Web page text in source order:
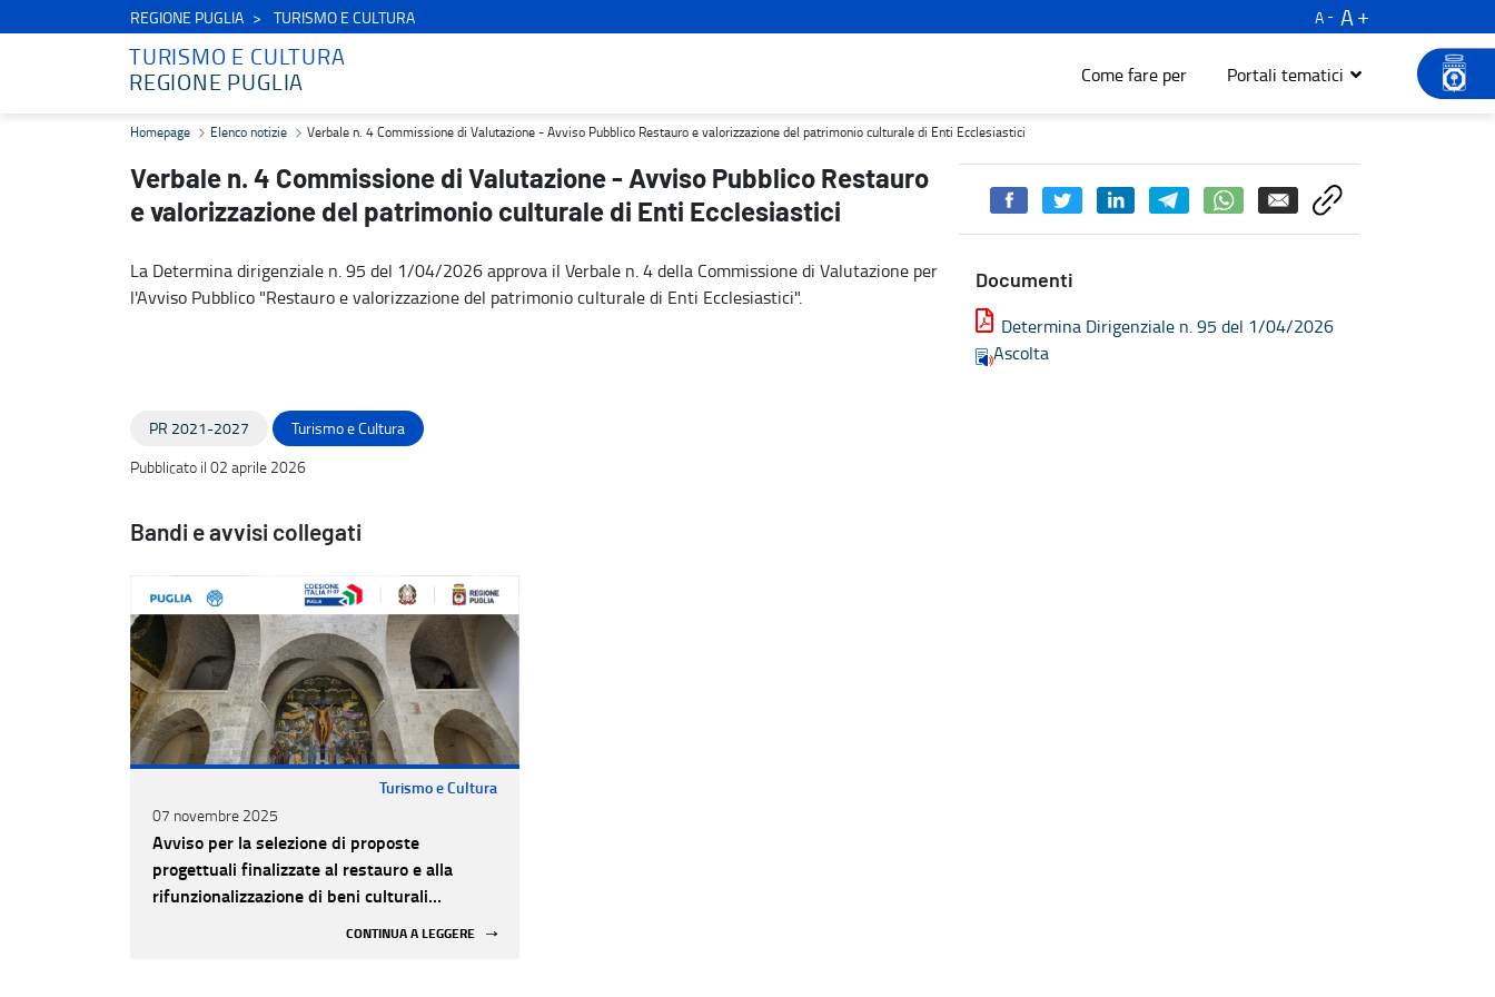
REGIONE PUGLIA TURISMO E CULTURA A
A
TURISMO E CULTURA
REGIONE PUGLIA
Come fare per Portali tematici
Verbale n. 4 Commissione di Valutazione - Avviso Pubblico Restauro e valorizzazione del patrimonio culturale di Enti Ecclesiastici - Turismo e cultura
Homepage Elenco notizie Verbale n. 4 Commissione di Valutazione - Avviso Pubblico Restauro e valorizzazione del patrimonio culturale di Enti Ecclesiastici
Verbale n. 4 Commissione di Valutazione - Avviso Pubblico Restauro
e valorizzazione del patrimonio culturale di Enti Ecclesiastici
La Determina dirigenziale n. 95 del 1/04/2026 approva il Verbale n. 4 della Commissione di Valutazione per
l'Avviso Pubblico "Restauro e valorizzazione del patrimonio culturale di Enti Ecclesiastici".
Documenti
Determina Dirigenziale n. 95 del 1/04/2026
Ascolta
PR 2021-2027
Turismo e Cultura
Pubblicato il 02 aprile 2026
Bandi e avvisi collegati
Turismo e Cultura
07 novembre 2025
Avviso per la selezione di proposte
progettuali finalizzate al restauro e alla
rifunzionalizzazione di beni culturali
CONTINUA A LEGGERE